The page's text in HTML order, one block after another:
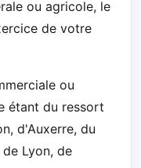
ou agricole, le
de votre
ou
étant du ressort
d'Auxerre, du
Lyon, de